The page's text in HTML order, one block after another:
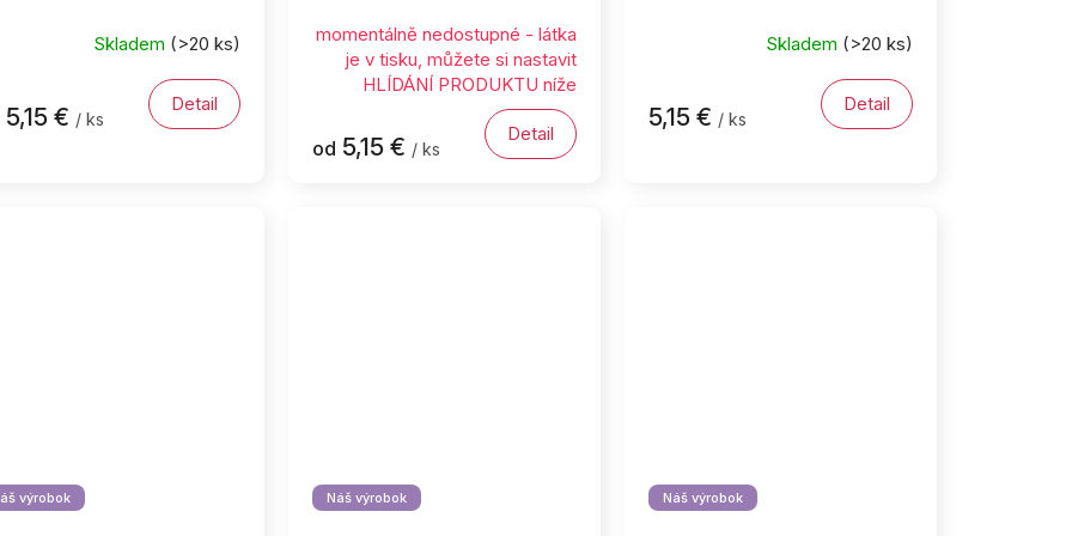
Skladem (>20 ks)
5,15 € / ks
Detail
momentálně nedostupné - látka
je v tisku, můžete si nastavit
HLÍDÁNÍ PRODUKTU níže
od 5,15 € / ks
Detail
Skladem (>20 ks)
5,15 € / ks
Detail
výrobok Náš výrobok Náš výrobok